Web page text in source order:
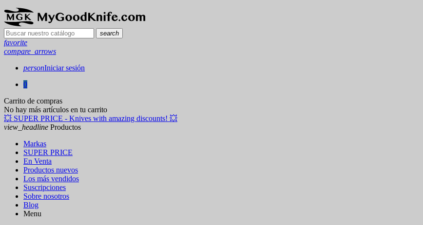
search
favorite
compare_arrows
personIniciar sesión
0
Carrito de compras
No hay más artículos en tu carrito
💥 SUPER PRICE - Knives with amazing discounts! 💥
view_headline Productos
Markas
SUPER PRICE
En Venta
Productos nuevos
Los más vendidos
Suscripciones
Sobre nosotros
Blog
Menu